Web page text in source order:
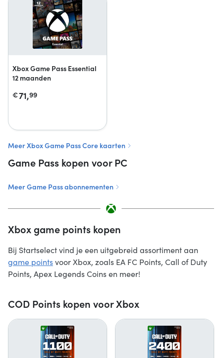
Xbox Game Pass Essential
12 maanden
€71,99
Meer Xbox Game Pass Core kaarten
Game Pass kopen voor PC
Meer Game Pass abonnementen
Xbox game points kopen
Bij Startselect vind je een uitgebreid assortiment aan
game pointsvoor Xbox, zoals EA FC Points, Call of Duty
Points, Apex Legends Coins en meer!
COD Points kopen voor Xbox